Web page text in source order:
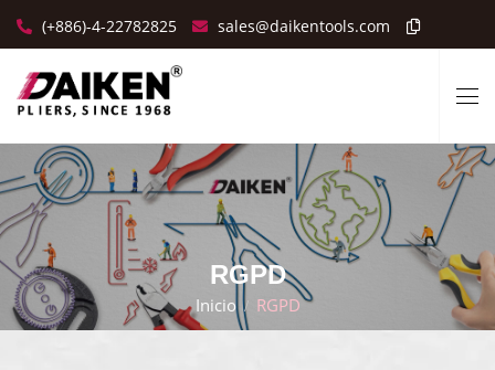
(+886)-4-22782825 sales@daikentools.com
RGPD
Inicio RGPD